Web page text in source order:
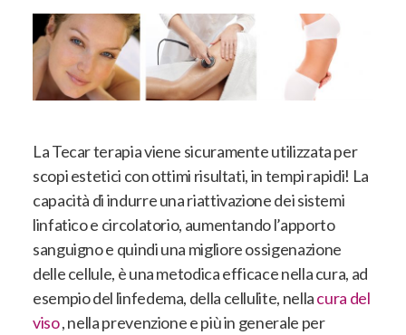
La Tecar terapia viene sicuramente utilizzata per
scopi estetici con ottimi risultati, in tempi rapidi! La
capacità di indurre una riattivazione dei sistemi
linfatico e circolatorio, aumentando l’apporto
sanguigno e quindi una migliore ossigenazione
delle cellule, è una metodica efficace nella cura, ad
esempio del linfedema, della cellulite, nellacura del
viso, nella prevenzione e più in generale per